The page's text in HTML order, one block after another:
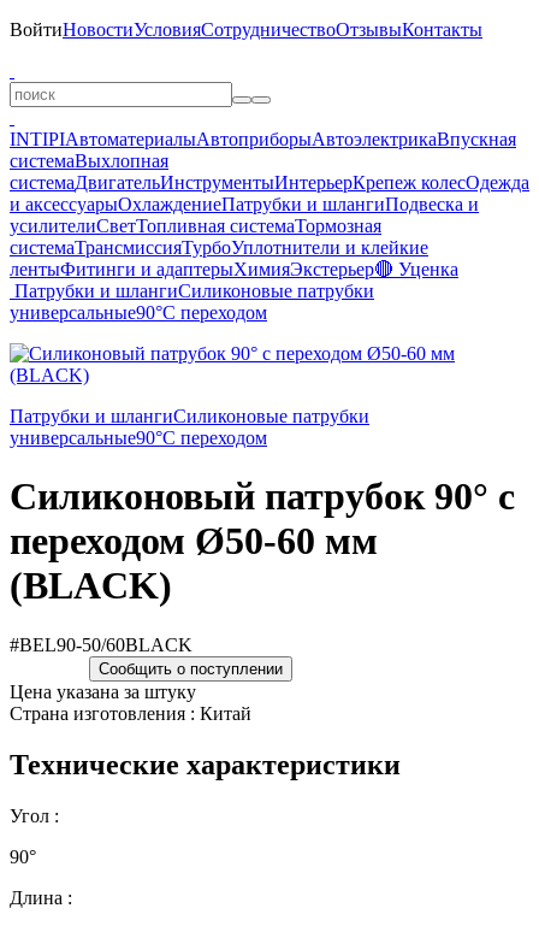
ВойтиНовостиУсловияСотрудничествоОтзывыКонтакты
INTIPIАвтоматериалыАвтоприборыАвтоэлектрикаВпускная
системаВыхлопная
системаДвигательИнструментыИнтерьерКрепеж колесОдежда
и аксессуарыОхлаждениеПатрубки и шлангиПодвеска и
усилителиСветТопливная системаТормозная
системаТрансмиссияТурбоУплотнители и клейкие
лентыФитинги и адаптерыХимияЭкстерьер🔴 Уценка
Патрубки и шлангиСиликоновые патрубки
универсальные90°С переходом
Патрубки и шлангиСиликоновые патрубки
универсальные90°С переходом
Силиконовый патрубок 90° с
переходом Ø50-60 мм
(BLACK)
#BEL90-50/60BLACK
Сообщить о поступлении
Цена указана за штуку
Страна изготовления : Китай
Технические характеристики
Угол :
90°
Длина :